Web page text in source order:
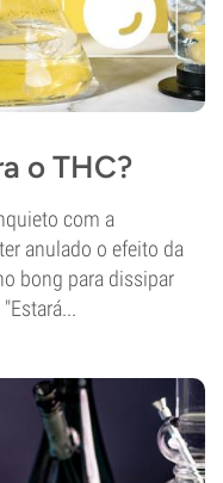
o THC?
com a
anulado o efeito da
bong para dissipar